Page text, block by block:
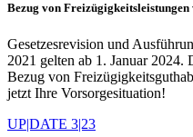
Bezug von
Gesetzesrevision und
2021 gelten ab 1. Januar
Bezug von
jetzt Ihre Vorsorgesituation!
UP|DATE 3|23